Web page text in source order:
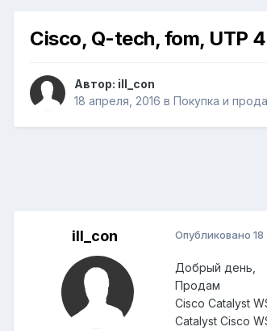
Сisco, Q-tech, fom, UTP
Автор: ill_con
18 апреля, 2016 в Покупка и
ill_con Опубликовано
Добрый день,
Продам
Cisco Catalyst
Catalyst Cisco